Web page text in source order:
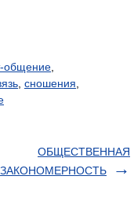
общение
сношения
ОБЩЕСТВЕННАЯ
ЗАКОНОМЕРНОСТЬ